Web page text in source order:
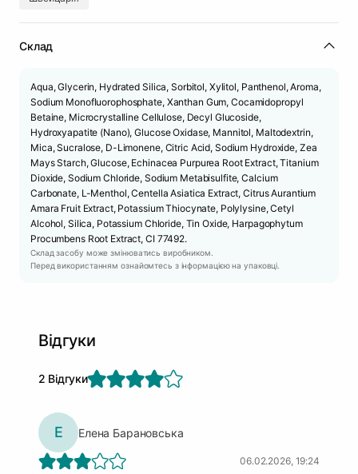
Склад
Aqua, Glycerin, Hydrated Silica, Sorbitol, Xylitol, Panthenol, Aroma,
Sodium Monofluorophosphate, Xanthan Gum, Cocamidopropyl
Betaine, Microcrystalline Cellulose, Decyl Glucoside,
Hydroxyapatite (Nano), Glucose Oxidase, Mannitol, Maltodextrin,
Mica, Sucralose, D-Limonene, Citric Acid, Sodium Hydroxide, Zea
Mays Starch, Glucose, Echinacea Purpurea Root Extract, Titanium
Dioxide, Sodium Chloride, Sodium Metabisulfite, Calcium
Carbonate, L-Menthol, Centella Asiatica Extract, Citrus Aurantium
Amara Fruit Extract, Potassium Thiocynate, Polylysine, Cetyl
Alcohol, Silica, Potassium Chloride, Tin Oxide, Harpagophytum
Procumbens Root Extract, CI 77492.
Склад засобу може змінюватись виробником.
Перед використанням ознайомтесь з інформацією на упаковці.
Відгуки
2 Відгуки
Е Елена Барановська
06.02.2026, 19:24